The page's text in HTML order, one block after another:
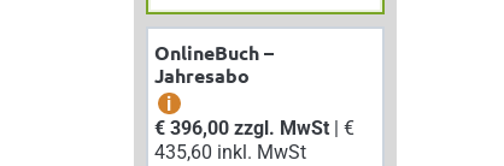
OnlineBuch –
Jahresabo
i
€ 396,00 zzgl. MwSt | €
435,60 inkl. MwSt